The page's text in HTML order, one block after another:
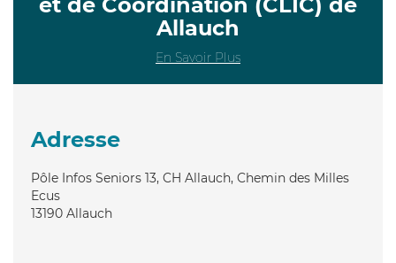
Allauch
En Savoir Plus
Adresse
Pôle Infos Seniors 13, CH Allauch, Chemin des Milles
Ecus
13190 Allauch